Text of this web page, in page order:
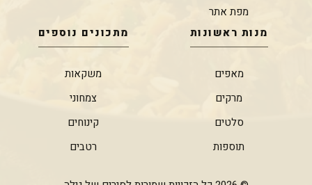
מפת אתר
מנות ראשונות
מאפים
מרקים
סלטים
תוספות
מתכונים נוספים
משקאות
צמחוני
קינוחים
רטבים